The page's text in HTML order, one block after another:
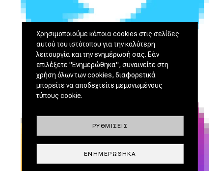
Χρησιμοποιούμε κάποια cookies στις σελίδες
αυτού του ιστότοπου για την καλύτερη
λειτουργία και την ενημέρωσή σας. Εάν
επιλέξετε "Ενημερώθηκα", συναινείτε στη
χρήση όλων των cookies, διαφορετικά
μπορείτε να αποδεχτείτε μεμονωμένους
τύπους cookie.
ΡΥΘΜΊΣΕΙΣ
ΕΝΗΜΕΡΏΘΗΚΑ